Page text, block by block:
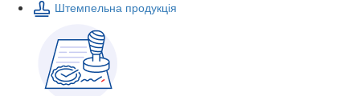
Штемпельна продукція